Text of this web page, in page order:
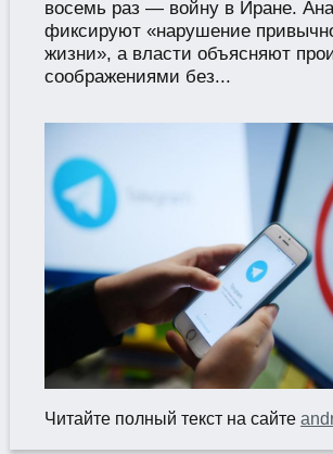
восемь раз — войну в Иране.
фиксируют «нарушение
жизни», а власти объясняют
соображениями без...
Читайте полный текст на сайте